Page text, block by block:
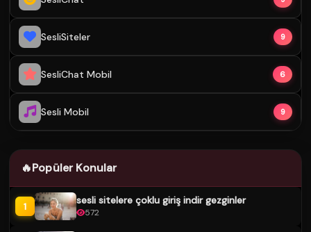
SesliSiteler 9
SesliChat Mobil 6
Sesli Mobil 9
🔥Popüler Konular
1 sesli sitelere çoklu giriş indir gezginler
572